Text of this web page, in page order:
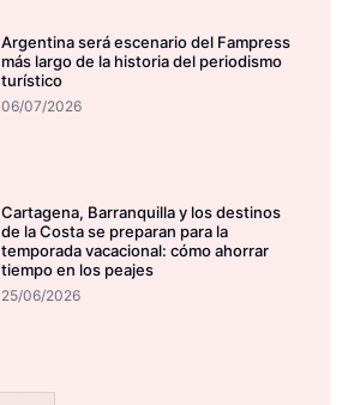
Argentina será escenario del Fampress
más largo de la historia del periodismo
turístico
06/07/2026
Cartagena, Barranquilla y los destinos
de la Costa se preparan para la
temporada vacacional: cómo ahorrar
tiempo en los peajes
25/06/2026